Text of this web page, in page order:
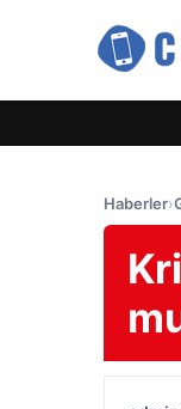
Haberler›